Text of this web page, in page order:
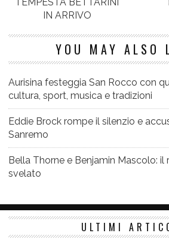
IN ARRIVO
YOU MAY ALSO
Aurisina festeggia San Rocco con
cultura, sport, musica e tradizioni
Eddie Brock rompe il silenzio e
Sanremo
Bella Thorne e Benjamin Mascolo: il
svelato
ULTIMI